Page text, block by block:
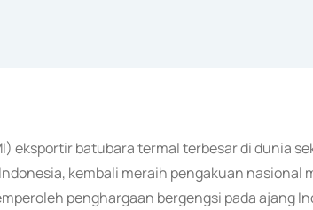
eksportir batubara termal terbesar di dunia
kembali meraih pengakuan nasional
penghargaan bergengsi pada ajang